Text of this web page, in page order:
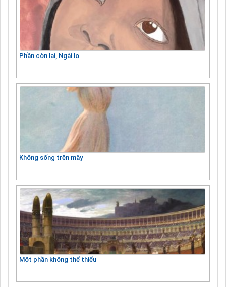
Phần còn lại, Ngài lo
Không sống trên mây
Một phần không thể thiếu